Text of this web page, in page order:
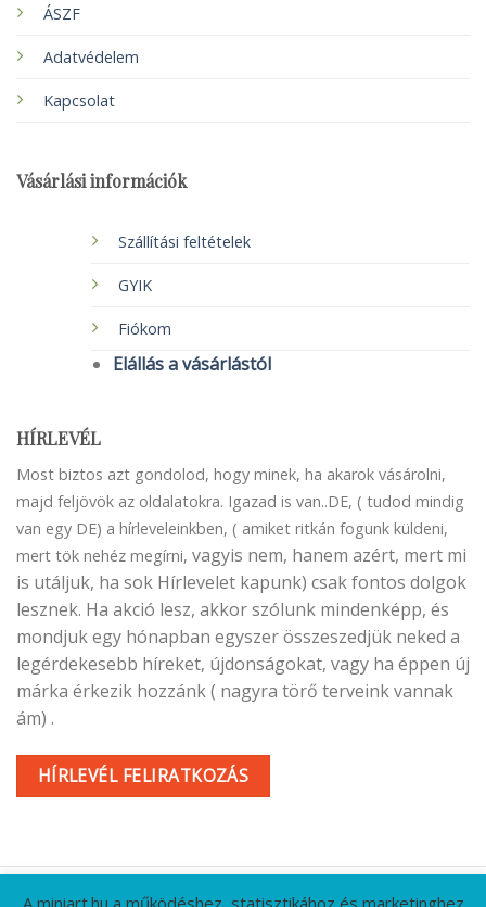
ÁSZF
Adatvédelem
Kapcsolat
Vásárlási információk
Szállítási feltételek
GYIK
Fiókom
Elállás a vásárlástól
HÍRLEVÉL
Most biztos azt gondolod, hogy minek, ha akarok vásárolni,
majd feljövök az oldalatokra. Igazad is van..DE, ( tudod mindig
van egy DE) a hírleveleinkben, ( amiket ritkán fogunk küldeni,
mert tök nehéz megírni, vagyis nem, hanem azért, mert mi
is utáljuk, ha sok Hírlevelet kapunk) csak fontos dolgok
lesznek. Ha akció lesz, akkor szólunk mindenképp, és
mondjuk egy hónapban egyszer összeszedjük neked a
legérdekesebb híreket, újdonságokat, vagy ha éppen új
márka érkezik hozzánk ( nagyra törő terveink vannak
ám) .
HÍRLEVÉL FELIRATKOZÁS